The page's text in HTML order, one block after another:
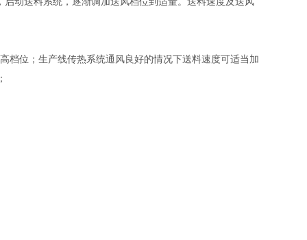
档位；生产线传热系统通风良好的情况下送料速度可适当加